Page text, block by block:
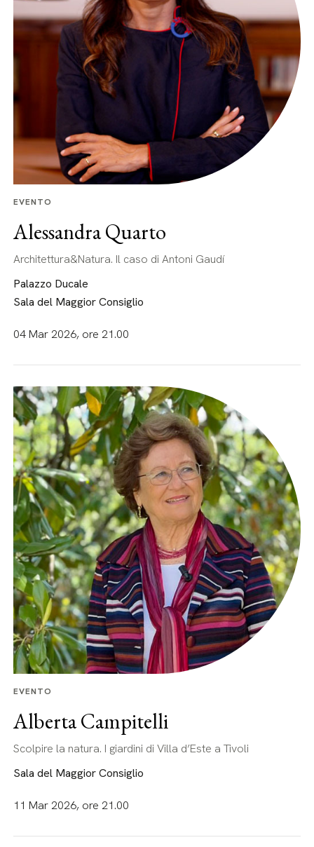
EVENTO
Alessandra Quarto
Architettura&Natura. Il caso di Antoni Gaudí
Palazzo Ducale
Sala del Maggior Consiglio
04 Mar 2026, ore 21.00
EVENTO
Alberta Campitelli
Scolpire la natura. I giardini di Villa d’Este a Tivoli
Sala del Maggior Consiglio
11 Mar 2026, ore 21.00